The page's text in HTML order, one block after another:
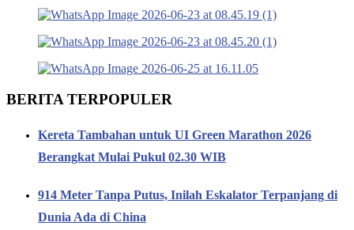
BERITA TERPOPULER
Kereta Tambahan untuk UI Green Marathon 2026
Berangkat Mulai Pukul 02.30 WIB
914 Meter Tanpa Putus, Inilah Eskalator Terpanjang di
Dunia Ada di China